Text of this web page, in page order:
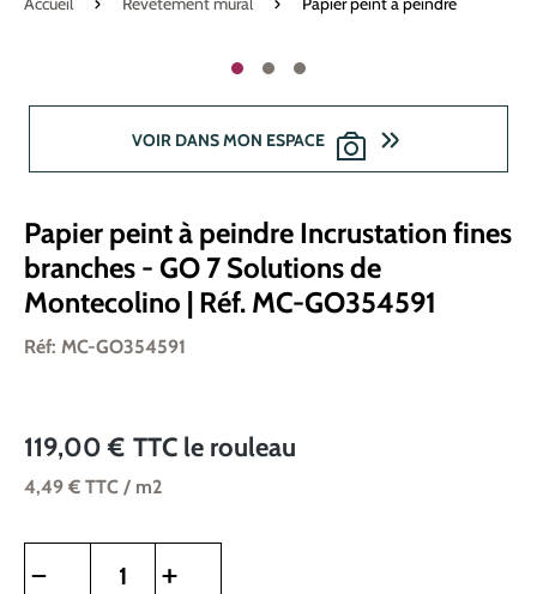
VOIR DANS MON ESPACE
Papier peint à peindre Incrustation fines
branches - GO 7 Solutions de
Montecolino | Réf. MC-GO354591
Réf: MC-GO354591
119,00 € TTC le rouleau
4,49 € TTC / m2